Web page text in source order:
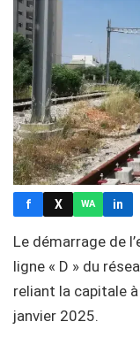
f X WA in
Le démarrage de
ligne « D » du
reliant la capitale
janvier 2025.